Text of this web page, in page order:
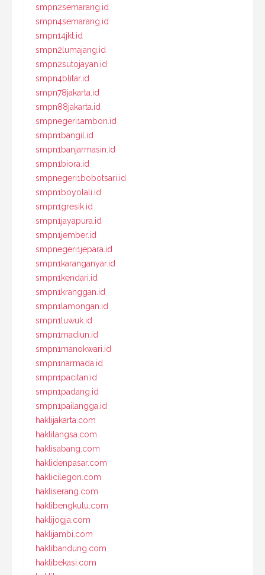
smpn2semarang.id
smpn4semarang.id
smpn14jkt.id
smpn2lumajang.id
smpn2sutojayan.id
smpn4blitar.id
smpn78jakarta.id
smpn88jakarta.id
smpnegeri1ambon.id
smpn1bangil.id
smpn1banjarmasin.id
smpn1biora.id
smpnegeri1bobotsari.id
smpn1boyolali.id
smpn1gresik.id
smpn1jayapura.id
smpn1jember.id
smpnegeri1jepara.id
smpn1karanganyar.id
smpn1kendari.id
smpn1kranggan.id
smpn1lamongan.id
smpn1luwuk.id
smpn1madiun.id
smpn1manokwari.id
smpn1narmada.id
smpn1pacitan.id
smpn1padang.id
smpn1pailangga.id
haklijakarta.com
haklilangsa.com
haklisabang.com
haklidenpasar.com
haklicilegon.com
hakliserang.com
haklibengkulu.com
haklijogja.com
haklijambi.com
haklibandung.com
haklibekasi.com